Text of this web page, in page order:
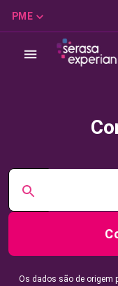
PME
Os dados são de origem